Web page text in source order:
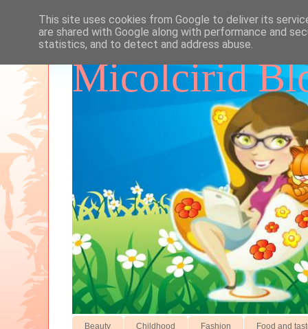
Micolcirid
Beauty Childhood Fashion Food and
This site uses cookies from Google to deliver its
are shared with Google along with performance and
statistics, and to detect and address abuse.